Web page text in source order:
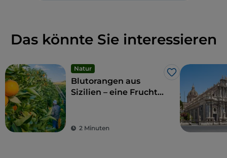
Das könnte Sie interessieren
Natur
Like
Blutorangen aus
Sizilien – eine Frucht
2 Minuten